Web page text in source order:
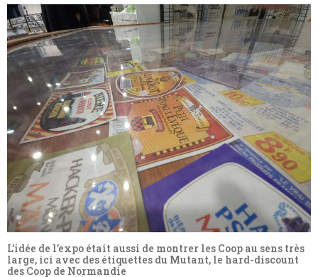
L’idée de l’expo était aussi de montrer les Coop au sens très
large, ici avec des étiquettes du Mutant, le hard-discount
des Coop de Normandie